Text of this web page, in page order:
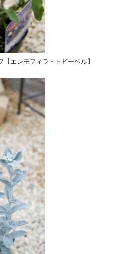
エレモフィラ・トビーベル】